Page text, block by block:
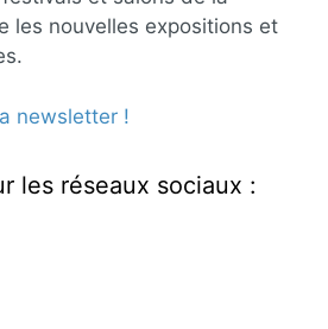
les nouvelles expositions et
newsletter !
les réseaux sociaux :